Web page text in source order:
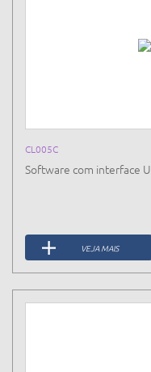
CL005C
Software com interface
VEJA MAIS